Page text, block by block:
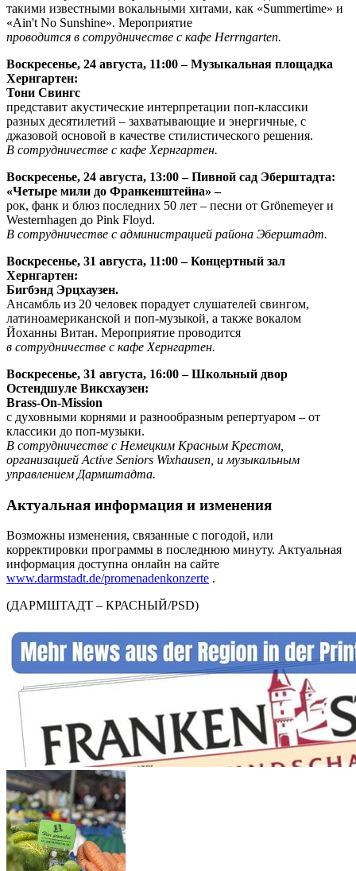
такими известными вокальными хитами, как «Summertime» и
«Ain't No Sunshine». Мероприятие
проводится в сотрудничестве с кафе Herrngarten.
Воскресенье, 24 августа, 11:00 – Музыкальная площадка
Хернгартен:
Тони Свингс
представит акустические интерпретации поп-классики
разных десятилетий – захватывающие и энергичные, с
джазовой основой в качестве стилистического решения.
В сотрудничестве с кафе Хернгартен.
Воскресенье, 24 августа, 13:00 – Пивной сад Эберштадта:
«Четыре мили до Франкенштейна» –
рок, фанк и блюз последних 50 лет – песни от Grönemeyer и
Westernhagen до Pink Floyd.
В сотрудничестве с администрацией района Эберштадт.
Воскресенье, 31 августа, 11:00 – Концертный зал
Хернгартен:
Бигбэнд Эрцхаузен.
Ансамбль из 20 человек порадует слушателей свингом,
латиноамериканской и поп-музыкой, а также вокалом
Йоханны Витан. Мероприятие проводится
в сотрудничестве с кафе Хернгартен.
Воскресенье, 31 августа, 16:00 – Школьный двор
Остендшуле Виксхаузен:
Brass-On-Mission
с духовными корнями и разнообразным репертуаром – от
классики до поп-музыки.
В сотрудничестве с Немецким Красным Крестом,
организацией Active Seniors Wixhausen, и музыкальным
управлением Дармштадта.
Актуальная информация и изменения
Возможны изменения, связанные с погодой, или
корректировки программы в последнюю минуту. Актуальная
информация доступна онлайн на сайте
www.darmstadt.de/promenadenkonzerte .
(ДАРМШТАДТ – КРАСНЫЙ/PSD)